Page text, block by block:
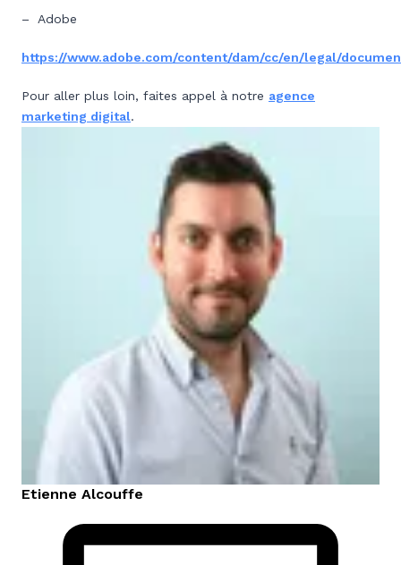
– Adobe
https://www.adobe.com/content/dam/cc/en/legal/
Pour aller plus loin, faites appel à notre agence
marketing digital.
Etienne Alcouffe